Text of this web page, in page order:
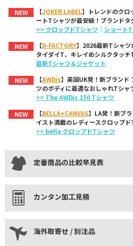
NEW
【JOKER LABEL】トレンドのクロ
ートTシャツが最安級！ブランドタ
>> クロップドTシャツ ｜ ショート
NEW
【D-FACTORY】2026最新Tシャツ
タイダイT、キレイめシルクタッチ
最新Tシャツ＆ジャケット
NEW
【AWDis】英国UK発！新ブランド
ツのボディに最適なおしゃれTシャ
>> The AWDis 150 Tシャツ
NEW
【BELLA+CANVAS】LA発！新ブ
イスト満載のレディースクロップド
>> bella クロップドTシャツ
定番商品の比較早見表
カンタン加工見積
海外取寄せ / 別注品